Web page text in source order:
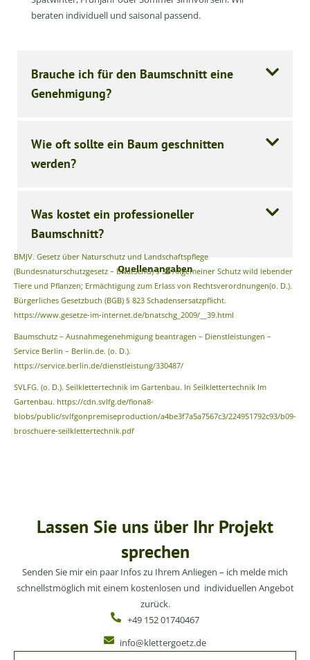
beraten individuell und saisonal passend.
Brauche ich für den Baumschnitt eine
Genehmigung?
Wie oft sollte ein Baum geschnitten
werden?
Was kostet ein professioneller
Baumschnitt?
Quellenangaben
BMJV. Gesetz über Naturschutz und Landschaftspflege
(Bundesnaturschutzgesetz – BNatSchG) § 39 Allgemeiner Schutz wild lebender
Tiere und Pflanzen; Ermächtigung zum Erlass von Rechtsverordnungen(o. D.).
Bürgerliches Gesetzbuch (BGB) § 823 Schadensersatzpflicht.
https://www.gesetze-im-internet.de/bnatschg_2009/__39.html
Baumschutz – Ausnahmegenehmigung beantragen – Dienstleistungen –
Service Berlin – Berlin.de. (o. D.).
https://service.berlin.de/dienstleistung/330487/
SVLFG. (o. D.). Seilklettertechnik im Gartenbau. In Seilklettertechnik Im
Gartenbau. https://cdn.svlfg.de/fiona8-
blobs/public/svlfgonpremiseproduction/a4be3f7a5a7567c3/224951792c93/b09-
broschuere-seilklettertechnik.pdf
Lassen Sie uns über Ihr Projekt
sprechen
Senden Sie mir ein paar Infos zu Ihrem Anliegen – ich melde mich
schnellstmöglich mit einem kostenlosen und individuellen Angebot
zurück.
+49 152 01740467
info@klettergoetz.de